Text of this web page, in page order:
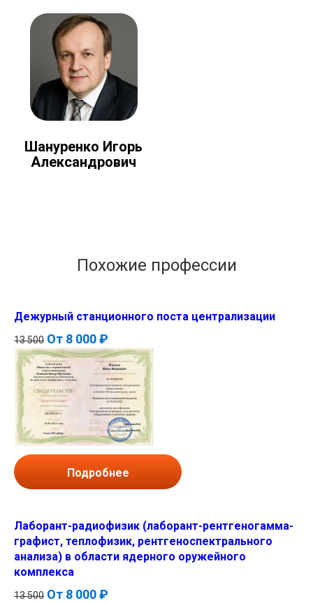
Шануренко Игорь
Александрович
Похожие профессии
Дежурный станционного поста централизации
13 500 От 8 000 ₽
Подробнее
Лаборант-радиофизик (лаборант-рентгеногамма-
графист, теплофизик, рентгеноспектрального
анализа) в области ядерного оружейного
комплекса
13 500 От 8 000 ₽